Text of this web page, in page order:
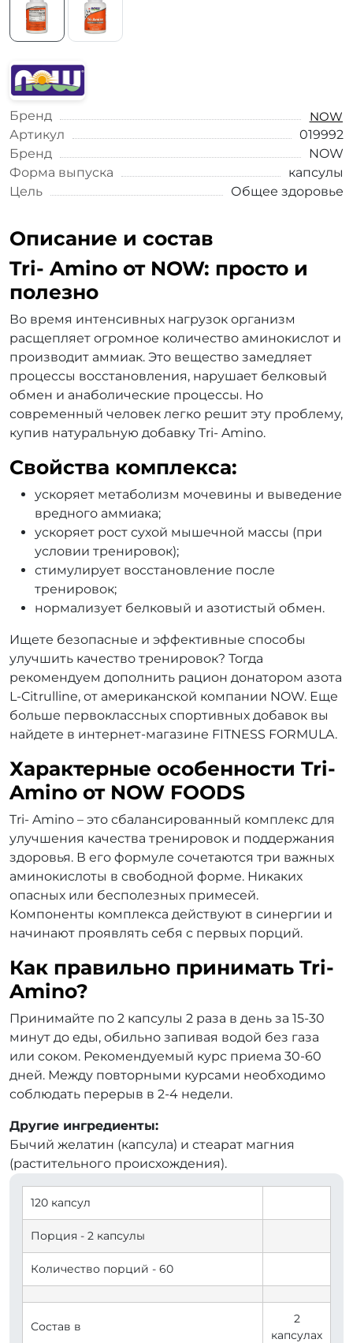
Бренд
NOW
Артикул
019992
Бренд
NOW
Форма выпуска
капсулы
Цель
Общее здоровье
Описание и состав
Tri- Amino от NOW: просто и
полезно
Во время интенсивных нагрузок организм
расщепляет огромное количество аминокислот и
производит аммиак. Это вещество замедляет
процессы восстановления, нарушает белковый
обмен и анаболические процессы. Но
современный человек легко решит эту проблему,
купив натуральную добавку Tri- Amino.
Свойства комплекса:
ускоряет метаболизм мочевины и выведение
вредного аммиака;
ускоряет рост сухой мышечной массы (при
условии тренировок);
стимулирует восстановление после
тренировок;
нормализует белковый и азотистый обмен.
Ищете безопасные и эффективные способы
улучшить качество тренировок? Тогда
рекомендуем дополнить рацион донатором азота
L-Citrulline, от американской компании NOW. Еще
больше первоклассных спортивных добавок вы
найдете в интернет-магазине FITNESS FORMULA.
Характерные особенности Tri-
Amino от NOW FOODS
Tri- Amino – это сбалансированный комплекс для
улучшения качества тренировок и поддержания
здоровья. В его формуле сочетаются три важных
аминокислоты в свободной форме. Никаких
опасных или бесполезных примесей.
Компоненты комплекса действуют в синергии и
начинают проявлять себя с первых порций.
Как правильно принимать Tri-
Amino?
Принимайте по 2 капсулы 2 раза в день за 15-30
минут до еды, обильно запивая водой без газа
или соком. Рекомендуемый курс приема 30-60
дней. Между повторными курсами необходимо
соблюдать перерыв в 2-4 недели.
Другие ингредиенты:
Бычий желатин (капсула) и стеарат магния
(растительного происхождения).
120 капсул
Порция - 2 капсулы
Количество порций - 60
Состав в
2
капсулах